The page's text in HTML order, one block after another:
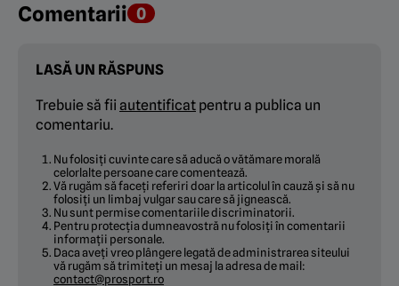
Comentarii 0
LASĂ UN RĂSPUNS
Trebuie să fii autentificat pentru a publica un
comentariu.
Nu folosiți cuvinte care să aducă o vătămare morală
celorlalte persoane care comentează.
Vă rugăm să faceți referiri doar la articolul în cauză și să nu
folosiți un limbaj vulgar sau care să jignească.
Nu sunt permise comentariile discriminatorii.
Pentru protecția dumneavostră nu folosiți în comentarii
informații personale.
Daca aveți vreo plângere legată de administrarea siteului
vă rugăm să trimiteți un mesaj la adresa de mail:
contact@prosport.ro